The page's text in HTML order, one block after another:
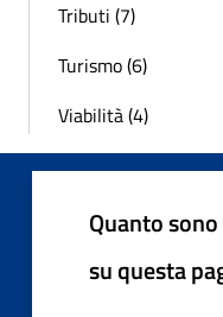
Tributi (7)
Turismo (6)
Viabilità (4)
Quanto
su questa